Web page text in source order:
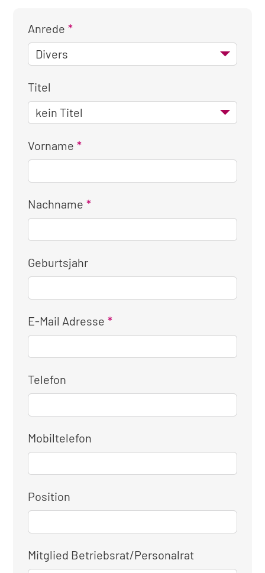
Anrede
Titel
Vorname
Nachname
Geburtsjahr
E-Mail Adresse
Telefon
Mobiltelefon
Position
Mitglied Betriebsrat/Personalrat